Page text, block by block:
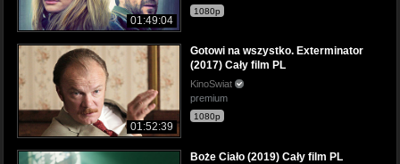
01:49:04
1080p
01:52:39
Gotowi na wszystko. Exterminator
(2017) Cały film PL
KinoSwiat
premium
1080p
Boże Ciało (2019) Cały film PL